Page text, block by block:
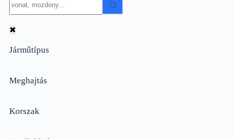
results
✖
Járműtípus
Meghajtás
Korszak